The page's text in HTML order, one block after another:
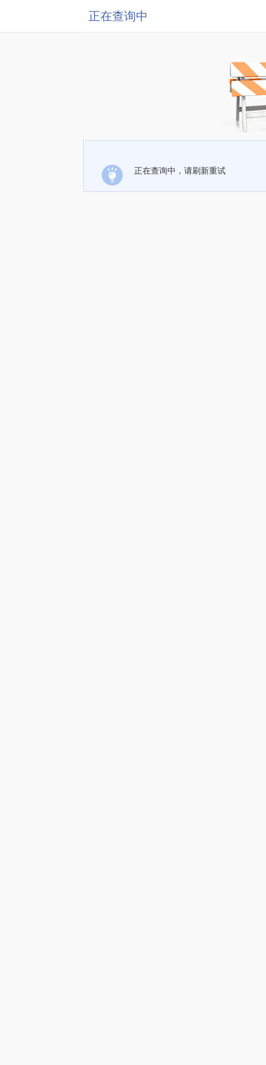
正在查询中
正在查询中，请刷新重试